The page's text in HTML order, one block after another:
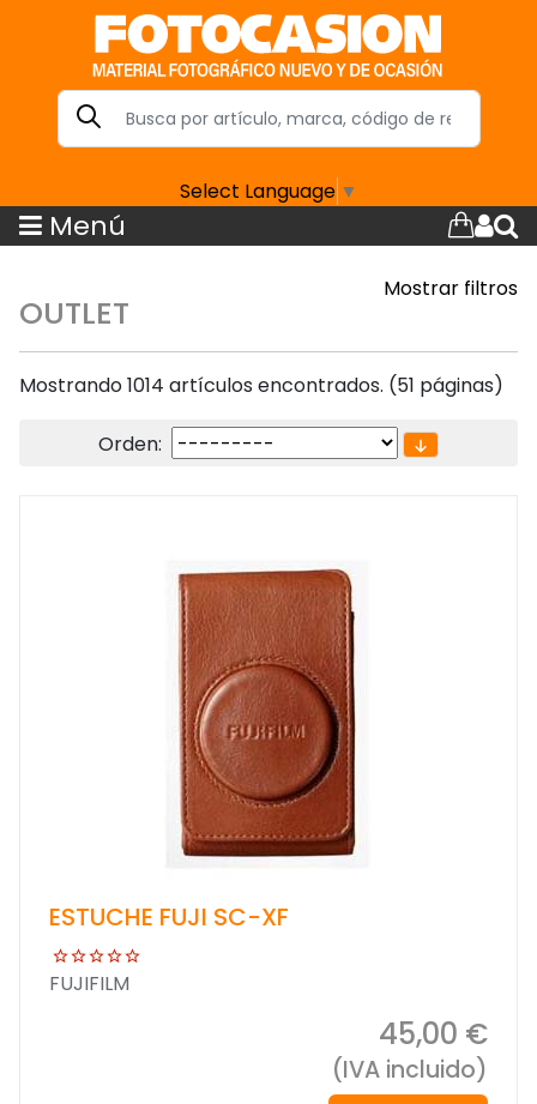
Select Language ▼
Menú
Mostrar filtros
OUTLET
Mostrando 1014 artículos encontrados. (51 páginas)
Orden:
ESTUCHE FUJI SC-XF
FUJIFILM
45,00 €
(IVA incluido)